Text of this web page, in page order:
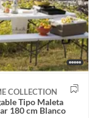
COLLECTION
Tipo Maleta
180 cm Blanco